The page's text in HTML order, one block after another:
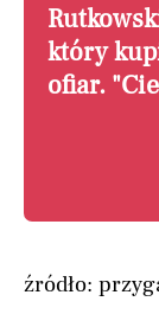
który
ofiar.
źródło: